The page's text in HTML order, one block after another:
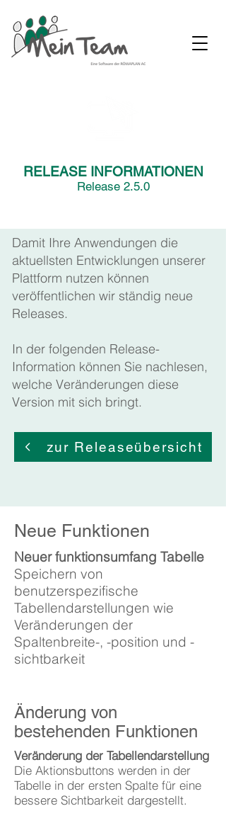
RELEASE INFORMATIONEN
Release 2.5.0
Damit Ihre Anwendungen die
aktuellsten Entwicklungen unserer
Plattform nutzen können
veröffentlichen wir ständig neue
Releases.
In der folgenden Release-
Information können Sie nachlesen,
welche Veränderungen diese
Version mit sich bringt.
zur Releaseübersicht
Neue Funktionen
Neuer funktionsumfang Tabelle
Speichern von
benutzerspezifische
Tabellendarstellungen wie
Veränderungen der
Spaltenbreite-, -position und -
sichtbarkeit
Änderung von
bestehenden Funktionen
Veränderung der Tabellendarstellung
Die Aktionsbuttons werden in der
Tabelle in der ersten Spalte für eine
bessere Sichtbarkeit dargestellt.